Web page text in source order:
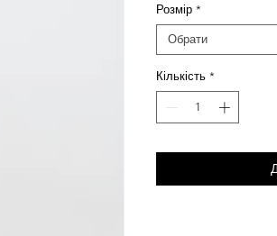
Розмір *
Обрати
Кількість *